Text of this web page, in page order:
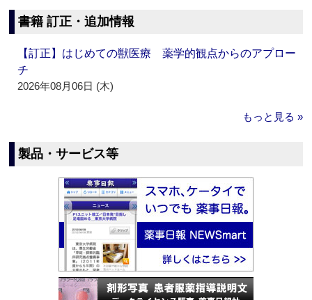
書籍 訂正・追加情報
【訂正】はじめての獣医療 薬学的観点からのアプロー
チ
2026年08月06日 (木)
もっと見る »
製品・サービス等